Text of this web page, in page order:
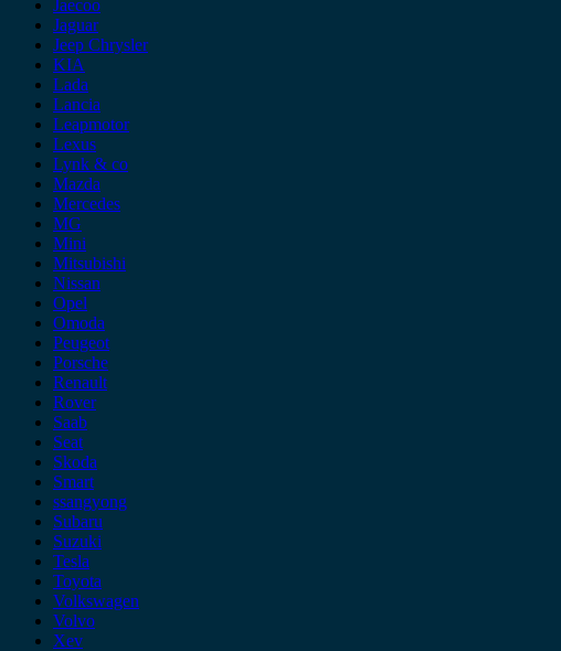
Jaecoo
Jaguar
Jeep Chrysler
KIA
Lada
Lancia
Leapmotor
Lexus
Lynk & co
Mazda
Mercedes
MG
Mini
Mitsubishi
Nissan
Opel
Omoda
Peugeot
Porsche
Renault
Rover
Saab
Seat
Skoda
Smart
ssangyong
Subaru
Suzuki
Tesla
Toyota
Volkswagen
Volvo
Xev